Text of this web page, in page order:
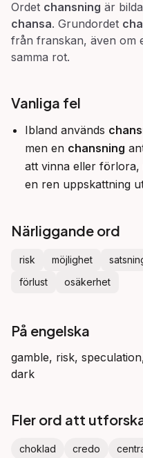
Ordet chansning är
chansa. Grundordet
från franskan, även om
samma rot.
Vanliga fel
Ibland används
men en chansning
att vinna eller förlora,
en ren uppskattning
Närliggande ord
risk möjlighet
förlust
osäkerhet
På engelska
gamble, risk,
dark
Fler ord att
choklad credo